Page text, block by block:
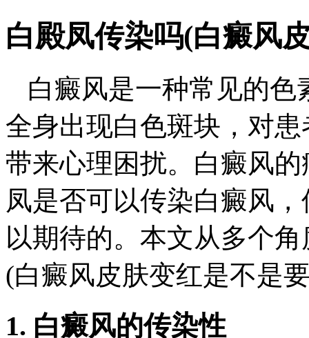
白殿凤传染吗(白癜风
白癜风是一种常见的
全身出现白色斑块，对
带来心理困扰。白癜风
凤是否可以传染白癜风
以期待的。本文从多个
(白癜风皮肤变红是不是
1. 白癜风的传染性